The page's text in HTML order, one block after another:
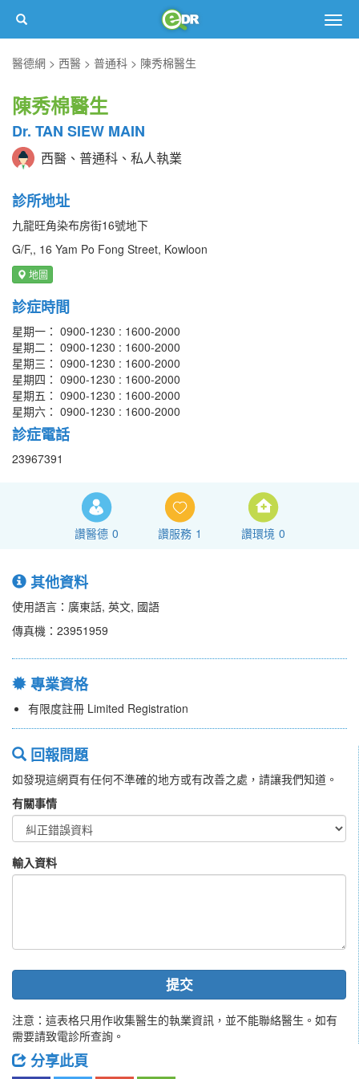
醫德網
西醫 普通科 陳秀棉醫生
陳秀棉醫生
Dr. TAN SIEW MAIN
西醫、普通科、私人執業
診所地址
九龍旺角染布房街16號地下
G/F,, 16 Yam Po Fong Street, Kowloon
地圖
診症時間
星期一： 0900-1230 : 1600-2000
星期二： 0900-1230 : 1600-2000
星期三： 0900-1230 : 1600-2000
星期四： 0900-1230 : 1600-2000
星期五： 0900-1230 : 1600-2000
星期六： 0900-1230 : 1600-2000
診症電話
23967391
讚醫德 0 讚服務 1 讚環境 0
其他資料
使用語言：廣東話, 英文, 國語
傳真機：23951959
專業資格
有限度註冊 Limited Registration
回報問題
如發現這網頁有任何不準確的地方或有改善之處，請讓我們知道。
有關事情
輸入資料
提交
注意：這表格只用作收集醫生的執業資訊，並不能聯絡醫生。如有
需要請致電診所查詢。
分享此頁